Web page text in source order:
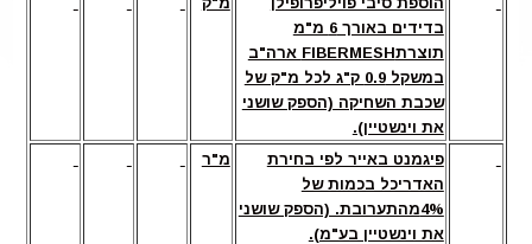
בדידים באורך 6 מ"מ
תוצרתFIBERMESH ארה"ב
במשקל 0.9 ק"ג לכל מ"ק של
שכבת השחיקה (הספק שושני
את וינשטיין).
פיגמנט באייר לפי בחירת
האדריכל בכמות של
4%מהתערובת. (הספק שושני
את וינשטיין בע"מ).
מ"ר